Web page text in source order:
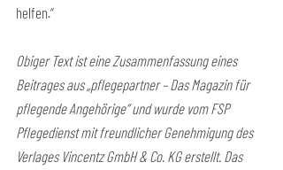
helfen.“
Obiger Text ist eine Zusammenfassung eines
Beitrages aus „pflegepartner – Das Magazin für
pflegende Angehörige“ und wurde vom FSP
Pflegedienst mit freundlicher Genehmigung des
Verlages Vincentz GmbH & Co. KG erstellt. Das